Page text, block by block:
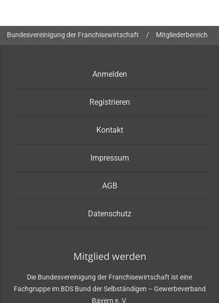
Sie sind hier:
Bundesvereinigung der Franchisewirtschaft / Mitgliederbereich
Anmelden
Registrieren
Kontakt
Impressum
AGB
Datenschutz
Mitglied werden
Die Bundesvereinigung der Franchisewirtschaft ist eine
Fachgruppe im BDS Bund der Selbständigen – Gewerbeverband
Bayern e. V.